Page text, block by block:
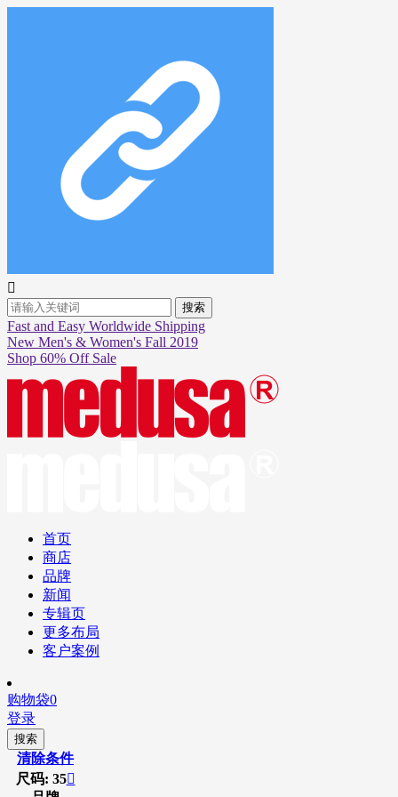

搜索
Fast and Easy Worldwide Shipping
New Men's & Women's Fall 2019
Shop 60% Off Sale
首页
商店
品牌
新闻
专辑页
更多布局
客户案例
购物袋0
登录
搜索
清除条件
尺码: 35